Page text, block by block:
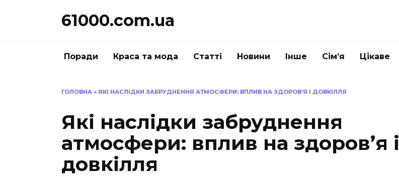
61000.com.ua
Поради Краса та мода Статті Новини Інше Сім’я Цікаве
ГОЛОВНА » ЯКІ НАСЛІДКИ ЗАБРУДНЕННЯ АТМОСФЕРИ: ВПЛИВ НА ЗДОРОВ’Я І ДОВКІЛЛЯ
Які наслідки забруднення
атмосфери: вплив на здоров’я і
довкілля